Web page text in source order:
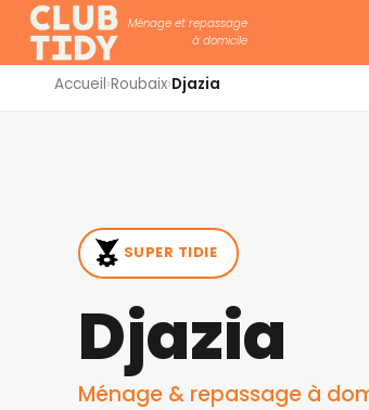
Ménage et repassage
à domicile
Accueil›Roubaix›Djazia
SUPER TIDIE
Djazia
Ménage & repassage à